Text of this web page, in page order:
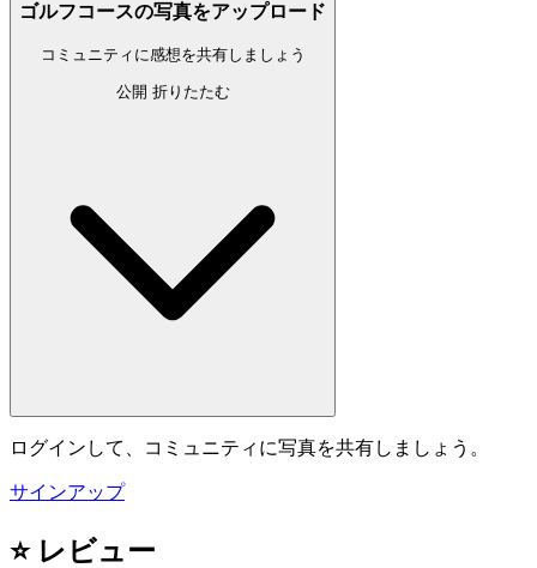
ゴルフコースの写真をアップロード
コミュニティに感想を共有しましょう
公開 折りたたむ
ログインして、コミュニティに写真を共有しましょう。
サインアップ
⭐ レビュー